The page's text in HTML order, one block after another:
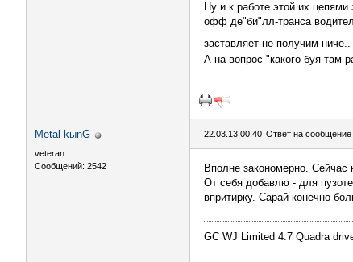
Ну и к работе этой их цепями
офф де"би"лл-транса
заставляет-не получим ниче..
А на вопрос "какого буя там
Metal kыnG
veteran
Сообщений: 2542
22.03.13 00:40 Ответ на сообщение
Вполне закономерно.
От себя добавлю - для
впритирку. Сарай конечно
GC WJ Limited 4.7 Quadra